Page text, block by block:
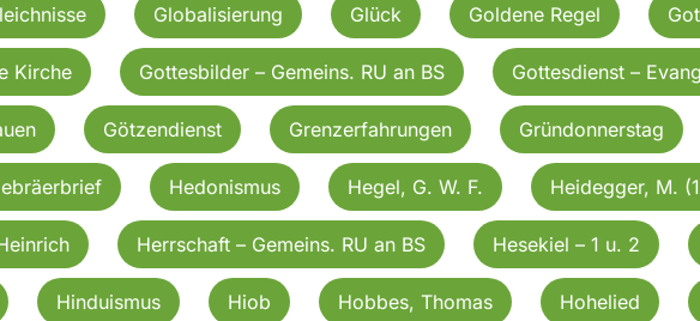
Globalisierung Glück Goldene Regel
Kirche Gottesbilder – Gemeins. RU an BS Gottesdienst –
Götzendienst Grenzerfahrungen Gründonnerstag
Hedonismus Hegel, G. W. F. Heidegger, M.
Herrschaft – Gemeins. RU an BS Hesekiel – 1 u. 2
Hinduismus Hiob Hobbes, Thomas Hohelied